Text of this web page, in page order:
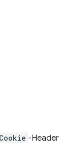
Cookie -Header